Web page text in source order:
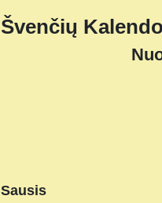
Švenčių
Sausis